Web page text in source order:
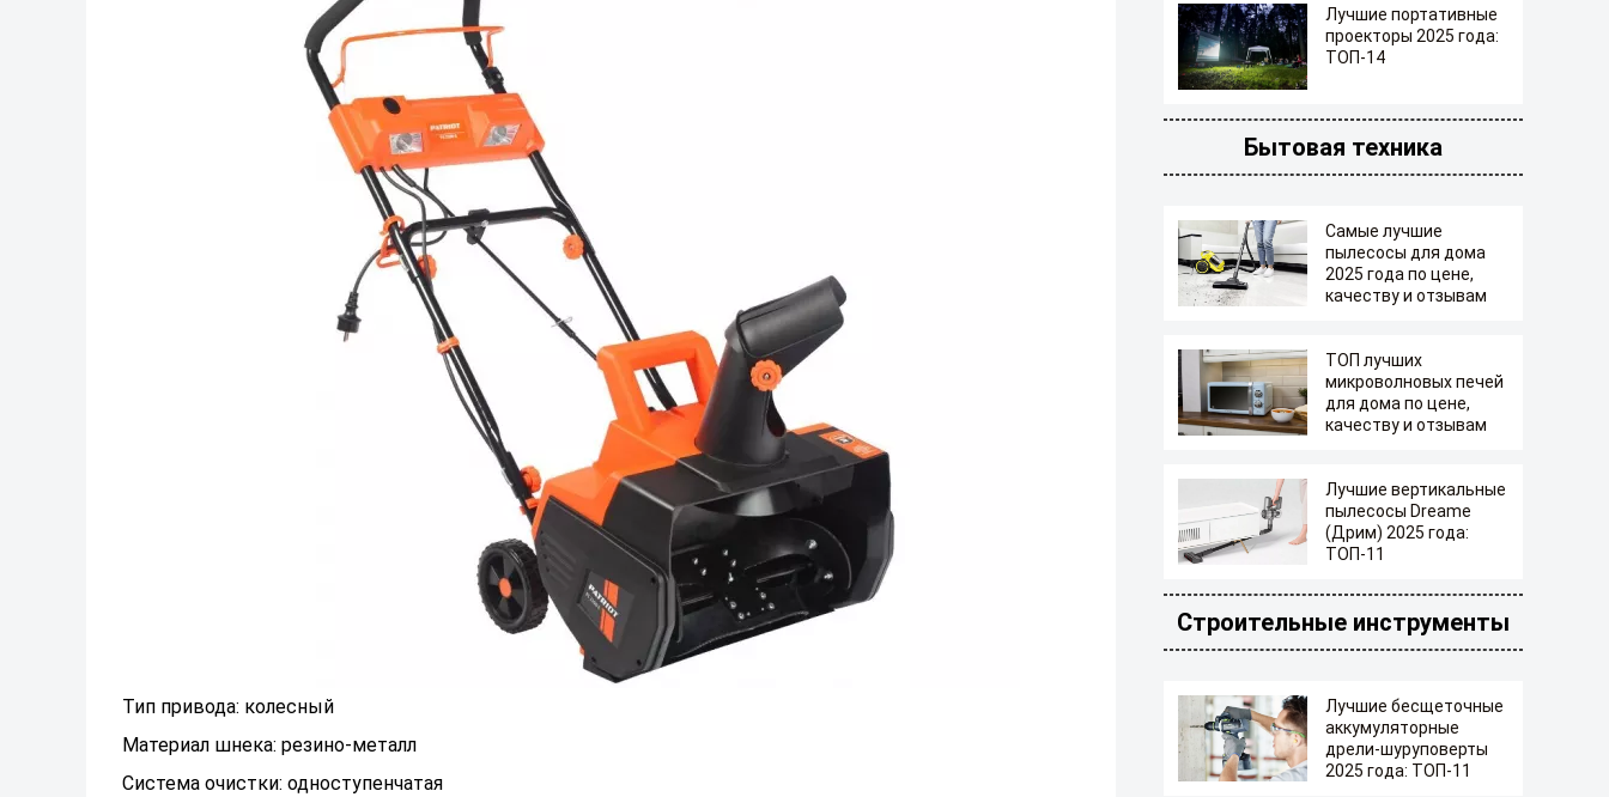
Тип привода: колесный
Материал шнека: резино-металл
Система очистки: одноступенчатая
Лучшие портативные
проекторы 2025 года:
ТОП-14
Бытовая техника
Самые лучшие
пылесосы для дома
2025 года по цене,
качеству и отзывам
ТОП лучших
микроволновых печей
для дома по цене,
качеству и отзывам
Лучшие вертикальные
пылесосы Dreame
(Дрим) 2025 года:
ТОП-11
Строительные инструменты
Лучшие бесщеточные
аккумуляторные
дрели-шуруповерты
2025 года: ТОП-11